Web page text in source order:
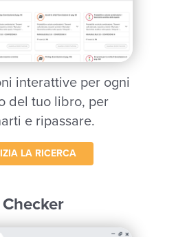
interattive per ogni
del tuo libro, per
e ripassare.
LA RICERCA
Checker